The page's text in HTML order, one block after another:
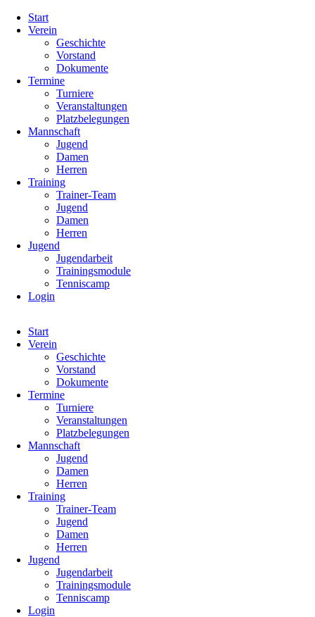
überspringen
Start
Verein
Geschichte
Vorstand
Dokumente
Termine
Turniere
Veranstaltungen
Platzbelegungen
Mannschaft
Jugend
Damen
Herren
Training
Trainer-Team
Jugend
Damen
Herren
Jugend
Jugendarbeit
Trainingsmodule
Tenniscamp
Login
überspringen
Start
Verein
Geschichte
Vorstand
Dokumente
Termine
Turniere
Veranstaltungen
Platzbelegungen
Mannschaft
Jugend
Damen
Herren
Training
Trainer-Team
Jugend
Damen
Herren
Jugend
Jugendarbeit
Trainingsmodule
Tenniscamp
Login